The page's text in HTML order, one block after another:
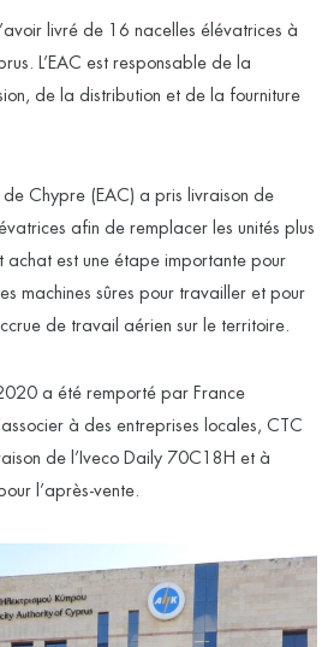
livré de 16 nacelles élévatrices à
. L’EAC est responsable de la
de la distribution et de la fourniture
Chypre (EAC) a pris livraison de
afin de remplacer les unités plus
achat est une étape importante pour
machines sûres pour travailler et pour
de travail aérien sur le territoire.
a été remporté par France
à des entreprises locales, CTC
de l’Iveco Daily 70C18H et à
l’après-vente.